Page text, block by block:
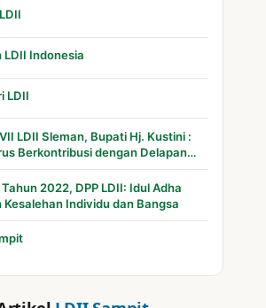
LDII Indonesia
LDII
LDII Sleman, Bupati Hj. Kustini :
Berkontribusi dengan Delapan
2022, DPP LDII: Idul Adha
Kesalehan Individu dan Bangsa